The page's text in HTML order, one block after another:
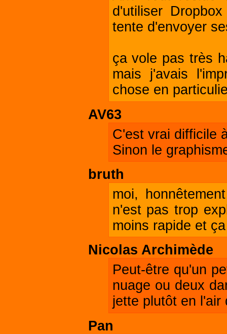
d'utiliser
tente d'envoyer
ça vole pas très
mais j'avais
chose en
AV63
C'est vrai difficile
Sinon le
bruth
moi,
n'est pas trop
moins rapide et
Nicolas Archimède
Peut-être qu'un
nuage ou deux
jette plutôt en l'air
Pan